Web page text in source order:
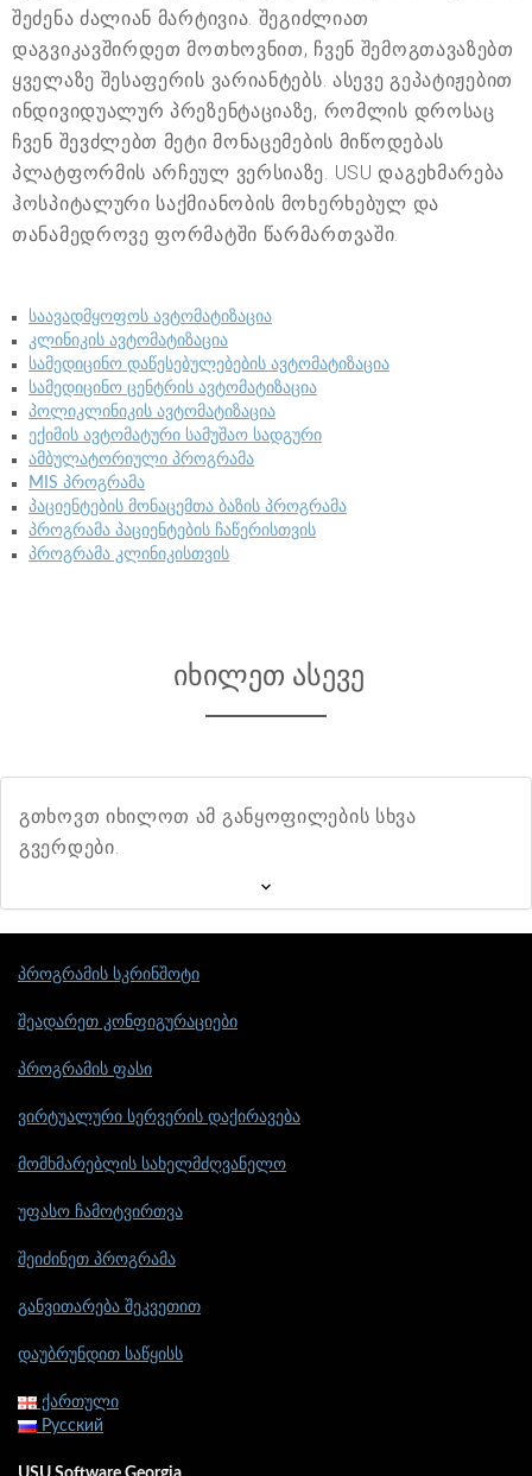
შეძენა ძალიან მარტივია. შეგიძლიათ
დაგვიკავშირდეთ მოთხოვნით, ჩვენ შემოგთავაზებთ
ყველაზე შესაფერის ვარიანტებს. ასევე გეპატიჟებით
ინდივიდუალურ პრეზენტაციაზე, რომლის დროსაც
ჩვენ შევძლებთ მეტი მონაცემების მიწოდებას
პლატფორმის არჩეულ ვერსიაზე. USU დაგეხმარება
ჰოსპიტალური საქმიანობის მოხერხებულ და
თანამედროვე ფორმატში წარმართვაში.
საავადმყოფოს ავტომატიზაცია
კლინიკის ავტომატიზაცია
სამედიცინო დაწესებულებების ავტომატიზაცია
სამედიცინო ცენტრის ავტომატიზაცია
პოლიკლინიკის ავტომატიზაცია
ექიმის ავტომატური სამუშაო სადგური
ამბულატორიული პროგრამა
MIS პროგრამა
პაციენტების მონაცემთა ბაზის პროგრამა
პროგრამა პაციენტების ჩაწერისთვის
პროგრამა კლინიკისთვის
იხილეთ ასევე
გთხოვთ იხილოთ ამ განყოფილების სხვა
გვერდები.
პროგრამის სკრინშოტი
შეადარეთ კონფიგურაციები
პროგრამის ფასი
ვირტუალური სერვერის დაქირავება
მომხმარებლის სახელმძღვანელო
უფასო ჩამოტვირთვა
შეიძინეთ პროგრამა
განვითარება შეკვეთით
დაუბრუნდით საწყისს
ქართული
Русский